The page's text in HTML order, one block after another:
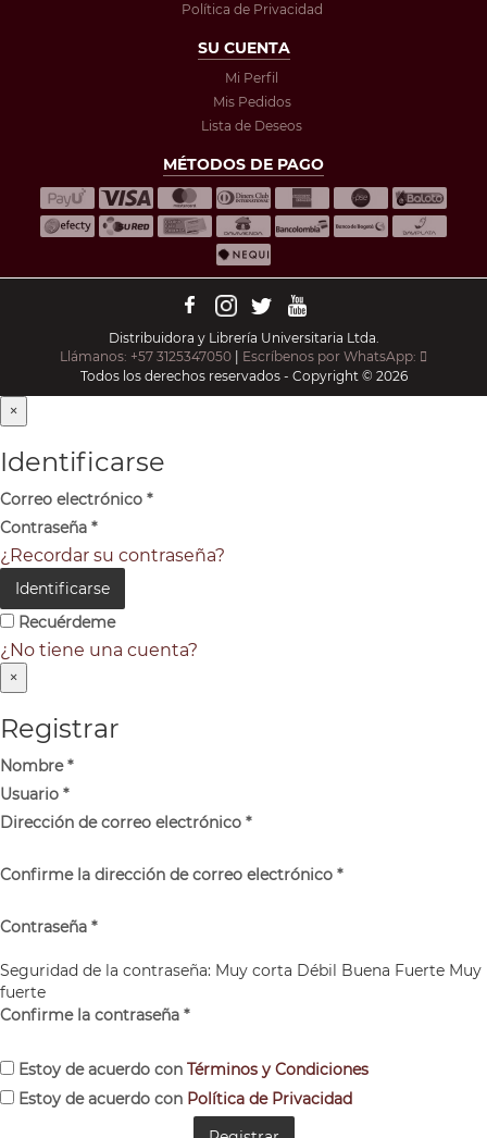
Política de Privacidad
SU CUENTA
Mi Perfil
Mis Pedidos
Lista de Deseos
MÉTODOS DE PAGO
Distribuidora y Librería Universitaria Ltda.
Llámanos: +57 3125347050
Escríbenos por WhatsApp:
Todos los derechos reservados - Copyright © 2026
×
Identificarse
Correo electrónico *
Contraseña *
¿Recordar su contraseña?
Identificarse
Recuérdeme
¿No tiene una cuenta?
×
Registrar
Nombre*
Usuario *
Dirección de correo electrónico *
Confirme la dirección de correo electrónico *
Contraseña *
Seguridad de la contraseña: Muy corta Débil Buena Fuerte Muy
fuerte
Confirme la contraseña *
Estoy de acuerdo con Términos y Condiciones
Estoy de acuerdo con Política de Privacidad